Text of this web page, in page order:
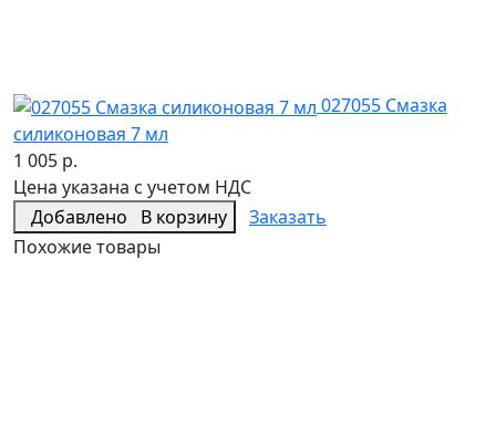
027055 Смазка
силиконовая 7 мл
1 005 р.
Цена указана с учетом НДС
Добавлено
В корзину
Заказать
Похожие товары